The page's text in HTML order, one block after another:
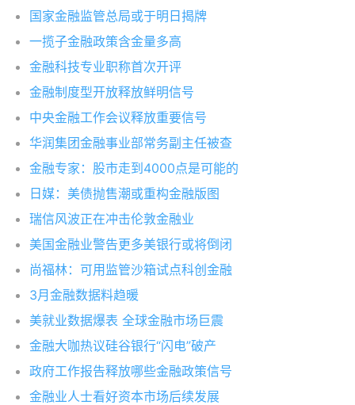
国家金融监管总局或于明日揭牌
一揽子金融政策含金量多高
金融科技专业职称首次开评
金融制度型开放释放鲜明信号
中央金融工作会议释放重要信号
华润集团金融事业部常务副主任被查
金融专家：股市走到4000点是可能的
日媒：美债抛售潮或重构金融版图
瑞信风波正在冲击伦敦金融业
美国金融业警告更多美银行或将倒闭
尚福林：可用监管沙箱试点科创金融
3月金融数据料趋暖
美就业数据爆表 全球金融市场巨震
金融大咖热议硅谷银行“闪电”破产
政府工作报告释放哪些金融政策信号
金融业人士看好资本市场后续发展